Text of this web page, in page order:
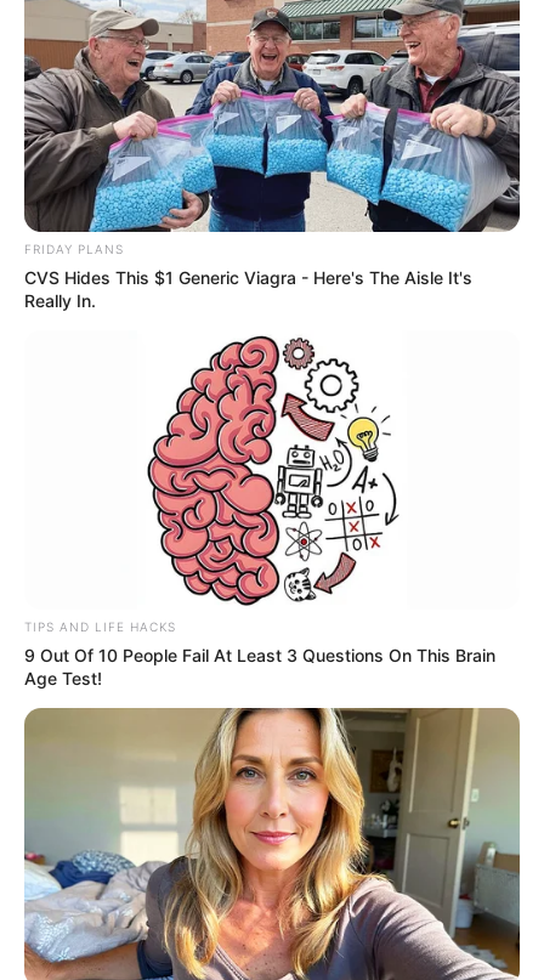
FRIDAY PLANS
CVS Hides This $1 Generic Viagra - Here's The Aisle It's
Really In.
TIPS AND LIFE HACKS
9 Out Of 10 People Fail At Least 3 Questions On This Brain
Age Test!